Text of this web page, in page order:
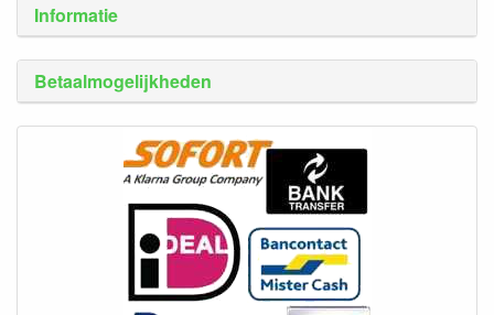
Informatie
Betaalmogelijkheden